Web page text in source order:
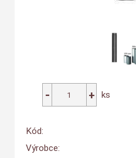
ks
Kód:
Výrobce: